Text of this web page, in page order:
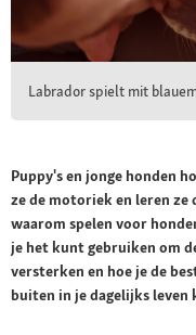
Labrador spielt mit
Puppy's en jonge honden
ze de motoriek en leren ze
waarom spelen voor
je het kunt gebruiken om
versterken en hoe je de
buiten in je dagelijks